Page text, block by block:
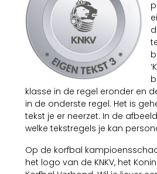
klasse in de regel eronder en
in de onderste regel. Het is
tekst je er neerzet. In de
welke tekstregels je kan
Op de korfbal
het logo van de KNKV, het